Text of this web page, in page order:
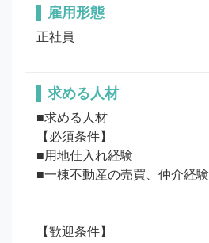
雇用形態
正社員
求める人材
■求める人材
【必須条件】
■用地仕入れ経験
■一棟不動産の売買、仲介経験
【歓迎条件】